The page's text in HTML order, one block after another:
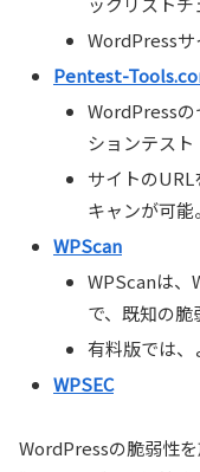
WordPressサ
Pentest-
WordPressの
ションテスト
サイトの
キャンが可能。
WPScan
WPScanは、
で、既知の脆
有料版では、
WPSEC
WordPressの脆弱性